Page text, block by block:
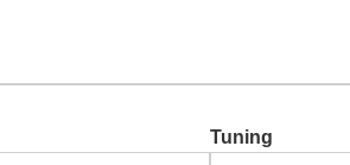
Tuning